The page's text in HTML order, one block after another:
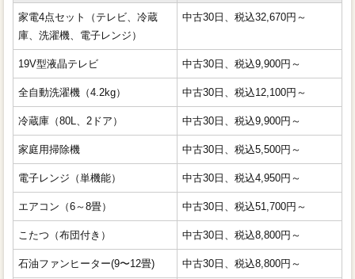
家電4点セット（テレビ、冷蔵
庫、洗濯機、電子レンジ）
中古30日、税込32,670円～
19V型液晶テレビ 中古30日、税込9,900円～
全自動洗濯機（4.2kg） 中古30日、税込12,100円～
冷蔵庫（80L、2ドア） 中古30日、税込9,900円～
家庭用掃除機 中古30日、税込5,500円～
電子レンジ（単機能） 中古30日、税込4,950円～
エアコン（6～8畳） 中古30日、税込51,700円～
こたつ（布団付き） 中古30日、税込8,800円～
石油ファンヒーター(9〜12畳) 中古30日、税込8,800円～